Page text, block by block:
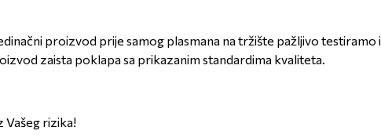
proizvod prije samog plasmana na tržište pažljivo testiramo i
zaista poklapa sa prikazanim standardima kvaliteta.
rizika!